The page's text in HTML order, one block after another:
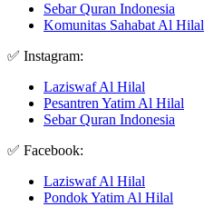
Sebar Quran Indonesia
Komunitas Sahabat Al Hilal
✅ Instagram:
Laziswaf Al Hilal
Pesantren Yatim Al Hilal
Sebar Quran Indonesia
✅ Facebook:
Laziswaf Al Hilal
Pondok Yatim Al Hilal